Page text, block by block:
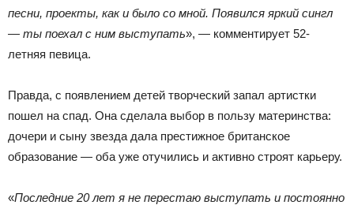
песни, проекты, как и было со мной. Появился яркий сингл
— ты поехал с ним выступать», — комментирует 52-
летняя певица.
Правда, с появлением детей творческий запал артистки
пошел на спад. Она сделала выбор в пользу материнства:
дочери и сыну звезда дала престижное британское
образование — оба уже отучились и активно строят карьеру.
«Последние 20 лет я не перестаю выступать и постоянно